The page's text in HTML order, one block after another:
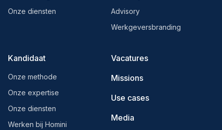
Onze diensten
Advisory
Werkgeversbranding
Kandidaat
Onze methode
Onze expertise
Onze diensten
Werken bij Homini
Vacatures
Missions
Use cases
Media